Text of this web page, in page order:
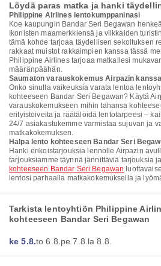
Löydä paras matka ja hanki
Philippine Airlines lentokumppaninasi
Koe kaupungin Bandar Seri Begawan
Ikonisten maamerkkiensä ja vilkkaiden
tämä kohde tarjoaa täydellisen sekoituksen
rakkaat muistot rakkaimpien kanssa tässä
Philippine Airlines tarjoaa matkallesi
määränpäähän.
Saumaton varauskokemus Airpazin kanssa
Onko sinulla vaikeuksia varata lentoa
kohteeseen Bandar Seri Begawan? Käytä
varauskokemukseen mihin tahansa
erityistoiveita ja räätälöidä lentotarpeesi –
24/7 asiakastukemme varmistaa sujuvan ja
matkakokemuksen.
Halpa lento kohteeseen Bandar Seri
Hanki erikoistarjouksia lennolle Airpazin
tarjouksiamme täynnä jännittäviä tarjouksia
kohteeseen Bandar Seri Begawan
lentosi parhaalla matkakokemuksella ja
Tarkista lentoyhtiön Philippine
kohteeseen Bandar Seri Begawan
ke 5.8.to 6.8. pe 7.8. la 8.8.